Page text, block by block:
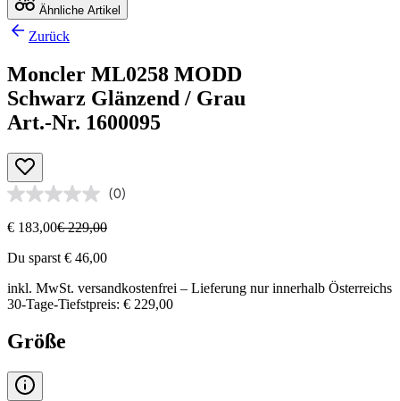
Ähnliche Artikel
Zurück
Moncler ML0258 MODD
Schwarz Glänzend / Grau
Art.-Nr. 1600095
(0)
€ 183,00€ 229,00
Du sparst € 46,00
inkl. MwSt. versandkostenfrei – Lieferung nur innerhalb Österreichs
30-Tage-Tiefstpreis: € 229,00
Größe